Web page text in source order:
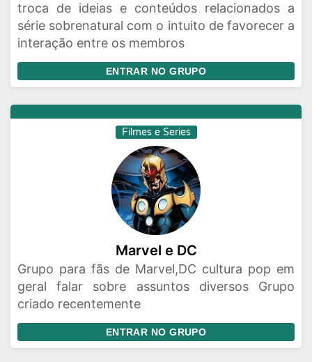
troca de ideias e conteúdos relacionados a
série sobrenatural com o intuito de favorecer a
interação entre os membros
ENTRAR NO GRUPO
Filmes e Series
Marvel e DC
Grupo para fãs de Marvel,DC cultura pop em
geral falar sobre assuntos diversos Grupo
criado recentemente
ENTRAR NO GRUPO